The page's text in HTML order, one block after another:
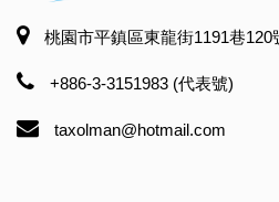
桃園市平鎮區東龍街1191巷120
+886-3-3151983 (代表號)
taxolman@hotmail.com